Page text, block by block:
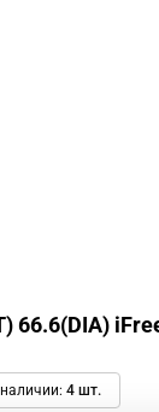
66.6(DIA)
4 шт.